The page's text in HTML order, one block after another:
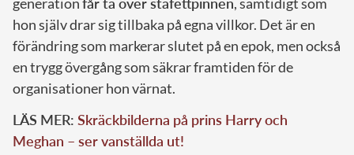
hon själv drar sig tillbaka på egna villkor. Det är en
förändring som markerar slutet på en epok, men också
en trygg övergång som säkrar framtiden för de
organisationer hon värnat.
LÄS MER: Skräckbilderna på prins Harry och
Meghan – ser vanställda ut!